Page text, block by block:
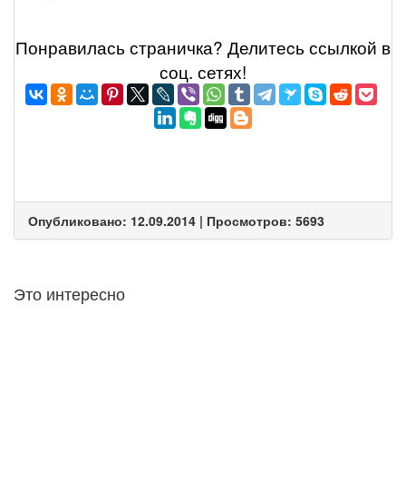
Понравилась страничка? Делитеcь ссылкой в
соц. сетях!
Опубликовано: 12.09.2014 | Просмотров: 5693
Это интересно